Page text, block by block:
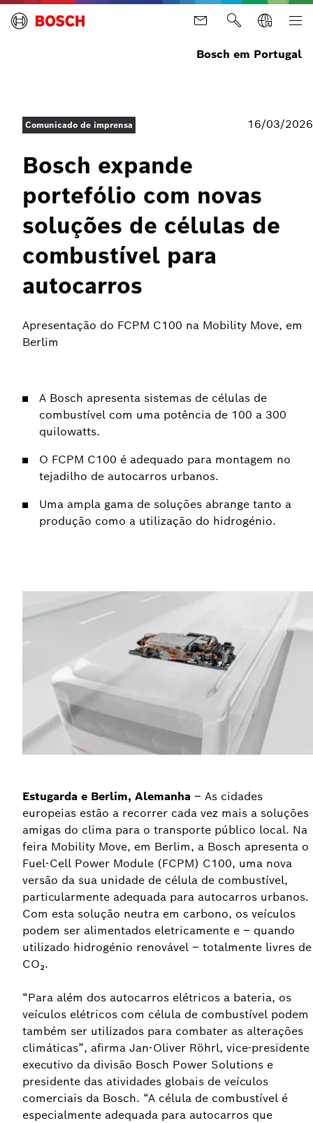
Bosch em Portugal
Comunicado de imprensa 16/03/2026
Bosch expande
portefólio com novas
soluções de células de
combustível para
autocarros
Apresentação do FCPM C100 na Mobility Move, em
Berlim
A Bosch apresenta sistemas de células de
combustível com uma potência de 100 a 300
quilowatts.
O FCPM C100 é adequado para montagem no
tejadilho de autocarros urbanos.
Uma ampla gama de soluções abrange tanto a
produção como a utilização do hidrogénio.
Estugarda e Berlim, Alemanha – As cidades
europeias estão a recorrer cada vez mais a soluções
amigas do clima para o transporte público local. Na
feira Mobility Move, em Berlim, a Bosch apresenta o
Fuel-Cell Power Module (FCPM) C100, uma nova
versão da sua unidade de célula de combustível,
particularmente adequada para autocarros urbanos.
Com esta solução neutra em carbono, os veículos
podem ser alimentados eletricamente e – quando
utilizado hidrogénio renovável – totalmente livres de
CO₂.
“Para além dos autocarros elétricos a bateria, os
veículos elétricos com célula de combustível podem
também ser utilizados para combater as alterações
climáticas”, afirma Jan-Oliver Röhrl, vice-presidente
executivo da divisão Bosch Power Solutions e
presidente das atividades globais de veículos
comerciais da Bosch. “A célula de combustível é
especialmente adequada para autocarros que